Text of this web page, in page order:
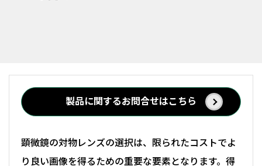
製品に関するお問合せはこちら
顕微鏡の対物レンズの選択は、限られたコストでよ
り良い画像を得るための重要な要素となります。得